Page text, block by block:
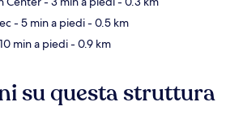
- 5 min a piedi- 0.5 km
min a piedi- 0.9 km
su questa struttura